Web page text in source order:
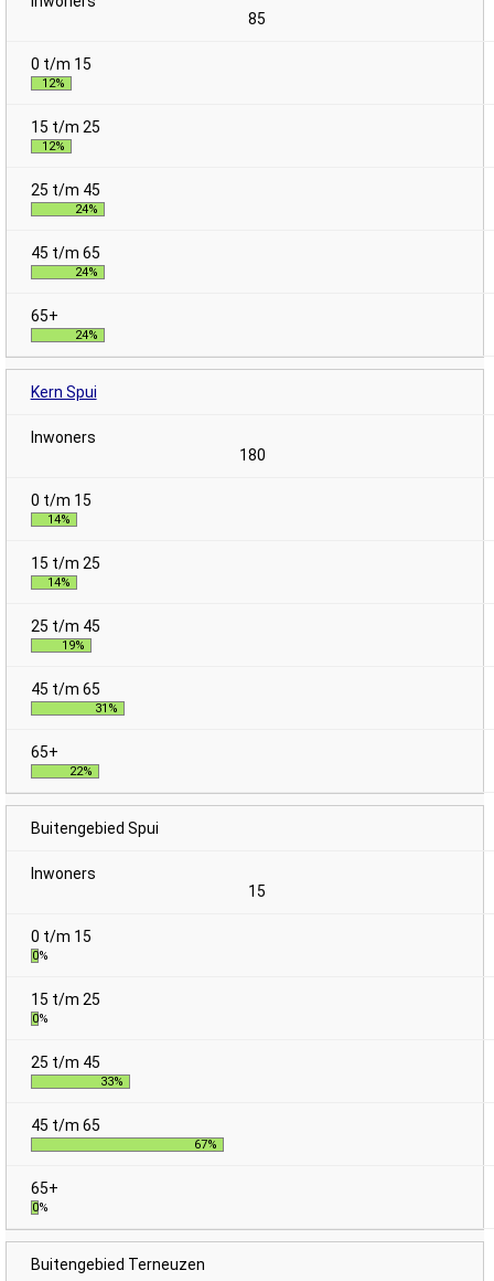
85
12%
12%
24%
24%
24%
Kern Spui
180
14%
14%
19%
31%
22%
Buitengebied Spui
15
0%
0%
33%
67%
0%
Buitengebied Terneuzen